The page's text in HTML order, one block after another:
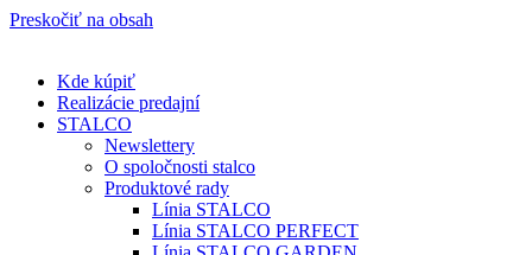
Preskočiť na obsah
Kde kúpiť
Realizácie predajní
STALCO
Newslettery
O spoločnosti stalco
Produktové rady
Línia STALCO
Línia STALCO PERFECT